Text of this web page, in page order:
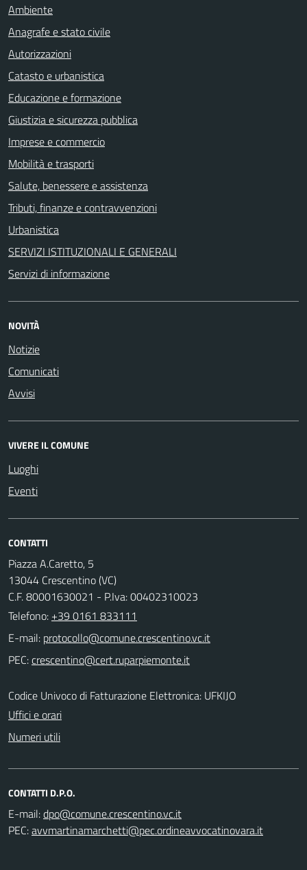
Ambiente
Anagrafe e stato civile
Autorizzazioni
Catasto e urbanistica
Educazione e formazione
Giustizia e sicurezza pubblica
Imprese e commercio
Mobilità e trasporti
Salute, benessere e assistenza
Tributi, finanze e contravvenzioni
Urbanistica
SERVIZI ISTITUZIONALI E GENERALI
Servizi di informazione
NOVITÀ
Notizie
Comunicati
Avvisi
VIVERE IL COMUNE
Luoghi
Eventi
CONTATTI
Piazza A.Caretto, 5
13044 Crescentino (VC)
C.F. 80001630021 - P.Iva: 00402310023
Telefono: +39 0161 833111
E-mail:
PEC:
Codice Univoco di Fatturazione Elettronica: UFKIJO
Uffici e orari
Numeri utili
CONTATTI D.P.O.
E-mail:
PEC: